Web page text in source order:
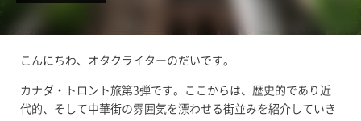
こんにちわ、オタクライターのだいです。
カナダ・トロント旅第3弾です。ここからは、歴史的であり近
代的、そして中華街の雰囲気を漂わせる街並みを紹介していき